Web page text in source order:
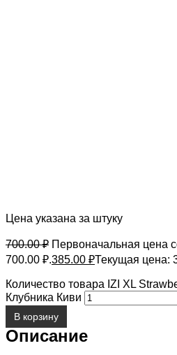
Цена указана за штуку
700.00₽ Первоначальная цена
700.00 ₽.385.00 ₽Текущая цена:
Количество товара IZI XL
Клубника Киви
В корзину
Описание